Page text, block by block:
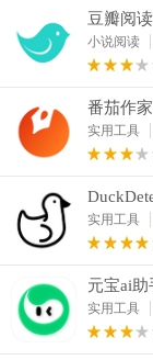
豆瓣阅
小说阅读
番茄作
实用工具
实用工具
元宝ai助
实用工具